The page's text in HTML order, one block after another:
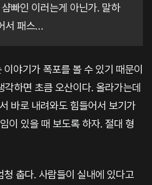
빠인 이러는게 아닌가. 말하
서 패스…
야기가 폭포를 볼 수 있기 때문이
각하면 초큼 오산이다. 올라가는데
바로 내려와도 힘들어서 보기가
이 있을 때 보도록 하자. 절대 형
춥다. 사람들이 실내에 있다고